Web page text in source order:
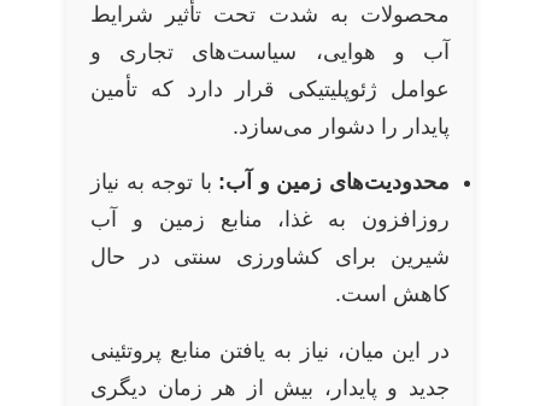
محصولات به شدت تحت تأثیر شرایط
آب و هوایی، سیاست‌های تجاری و
عوامل ژئوپلیتیکی قرار دارد که تأمین
پایدار را دشوار می‌سازد.
محدودیت‌های زمین و آب: با توجه به نیاز
روزافزون به غذا، منابع زمین و آب
شیرین برای کشاورزی سنتی در حال
کاهش است.
در این میان، نیاز به یافتن منابع پروتئینی
جدید و پایدار، بیش از هر زمان دیگری